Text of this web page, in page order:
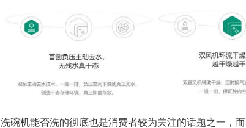
洗碗机能否洗的彻底也是消费者较为关注的话题之一，